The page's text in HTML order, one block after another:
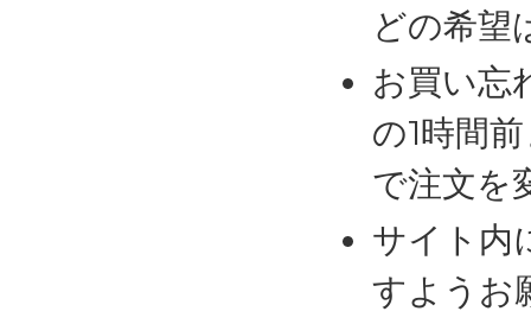
どの希望
お買い忘
の1時間
で注文を
サイト内
すようお